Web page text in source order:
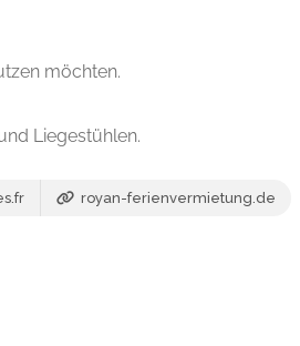
möchten.
Liegestühlen.
royan-ferienvermietung.de